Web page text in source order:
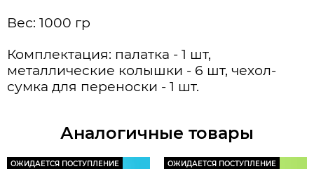
Вес: 1000 гр
Комплектация: палатка - 1 шт,
металлические колышки - 6 шт, чехол-
сумка для переноски - 1 шт.
Аналогичные товары
ОЖИДАЕТСЯ ПОСТУПЛЕНИЕ
ОЖИДАЕТСЯ ПОСТУПЛЕНИЕ